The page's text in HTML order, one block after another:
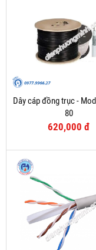
Dây cáp đồng trục -
80
620,000 đ